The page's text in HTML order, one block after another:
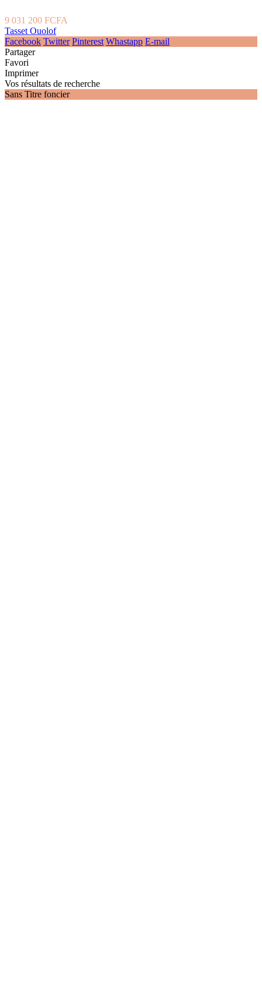
9 031 200 FCFA
Tasset Ouolof
Facebook Twitter Pinterest Whastapp E-mail
Partager
Favori
Imprimer
Vos résultats de recherche
Sans Titre foncier